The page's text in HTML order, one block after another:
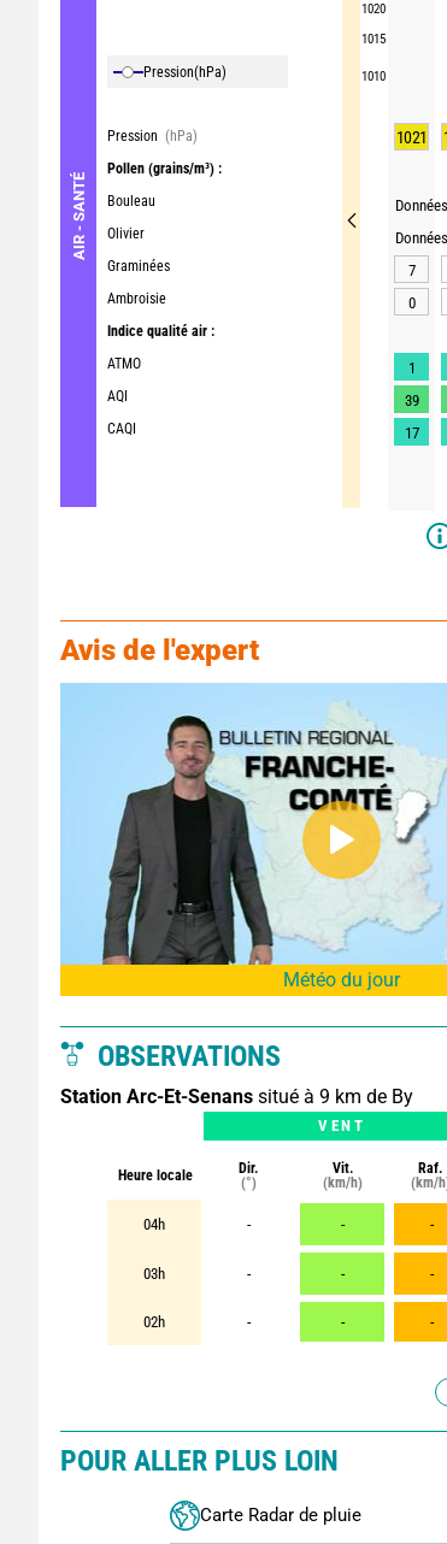
AIR - SANTÉ
Pression(hPa)
Pression (hPa)
Pollen (grains/m³) :
Bouleau
Olivier
Graminées
Ambroisie
Indice qualité air :
ATMO
AQI
CAQI
1020
1015
1010
1021
7
0
1
39
17
Avis de l'expert
Météo du jour
OBSERVATIONS
Station Arc-Et-Senans situé à 9 km de By
VENT
Heure locale
Dir.
(°)
Vit.
(km/h)
Raf.
(km/
04h - - -
03h - - -
02h - - -
POUR ALLER PLUS LOIN
Carte Radar de pluie